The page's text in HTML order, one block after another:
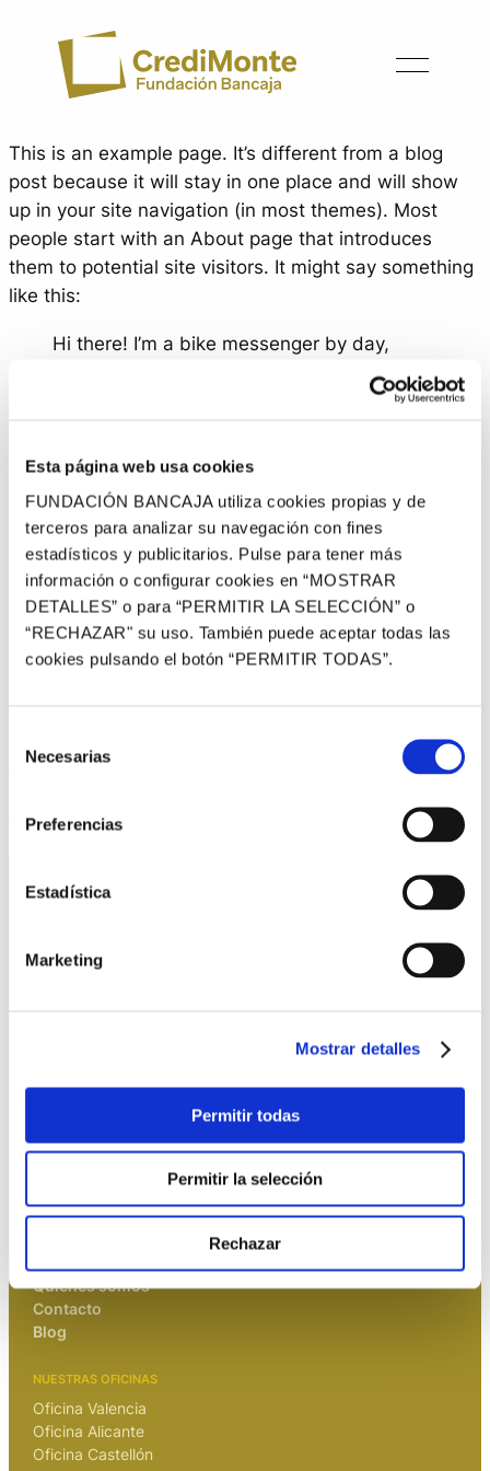
Esta página web usa cookies
FUNDACIÓN BANCAJA utiliza cookies propias y de
terceros para analizar su navegación con fines
estadísticos y publicitarios. Pulse para tener más
información o configurar cookies en “MOSTRAR
DETALLES” o para “PERMITIR LA SELECCIÓN” o
“RECHAZAR" su uso. También puede aceptar todas las
cookies pulsando el botón “PERMITIR TODAS”.
Necesarias
Preferencias
Estadística
Marketing
Mostrar detalles
Permitir todas
Permitir la selección
Rechazar
contenido
This is an example page. It’s different from a blog
post because it will stay in one place and will show
up in your site navigation (in most themes). Most
people start with an About page that introduces
them to potential site visitors. It might say something
like this:
Hi there! I’m a bike messenger by day,
aspiring actor by night, and this is my
website. I live in Los Angeles, have a great
(And gettin’ caught in the rain.)
…or something like this:
The XYZ Doohickey Company was founded
in 1971, and has been providing quality
doohickeys to the public ever since.
Located in Gotham City, XYZ employs over
2,000 people and does all kinds of
As a new WordPress user, you should go to
your
for your content. Have fun!
Empeñar oro de forma fácil y segura
Préstamos rápidos y sencillos
Préstamo sin nómina ni aval
Préstamos con garantía de joyas
Cómo funciona
Quiénes somos
Contacto
Blog
NUESTRAS OFICINAS
Oficina Valencia
Oficina Alicante
Oficina Castellón